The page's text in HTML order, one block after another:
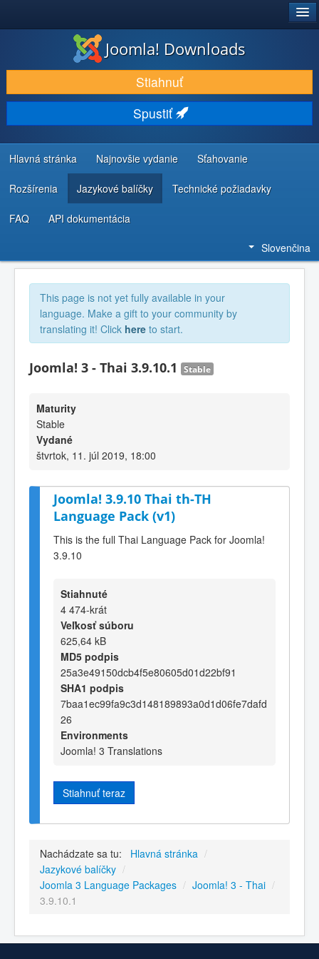
STIAHNUŤ & ROZŠÍRIŤ
OBJAVUJTE & UČTE SA
KOMUNITA & PODPORA
ZDROJE INFORMÁCIÍ PRE VÝVOJÁROV
Joomla! Downloads
Stiahnuť
Spustiť
Hlavná stránka Najnovšie vydanie Sťahovanie
Rozšírenia Jazykové balíčky Technické požiadavky
FAQ API dokumentácia
Slovenčina
This page is not yet fully available in your
language. Make a gift to your community by
translating it! Click here to start.
Joomla! 3 - Thai 3.9.10.1 Stable
Maturity
Stable
Vydané
štvrtok, 11. júl 2019, 18:00
Joomla! 3.9.10 Thai th-TH
Language Pack (v1)
This is the full Thai Language Pack for Joomla!
3.9.10
Stiahnuté
4 474-krát
Veľkosť súboru
625,64 kB
MD5 podpis
25a3e49150dcb4f5e80605d01d22bf91
SHA1 podpis
7baa1ec99fa9c3d148189893a0d1d06fe7dafd
26
Environments
Joomla! 3 Translations
Stiahnuť teraz
Nachádzate sa tu: Hlavná stránka /
Jazykové balíčky /
Joomla 3 Language Packages / Joomla! 3 - Thai /
3.9.10.1